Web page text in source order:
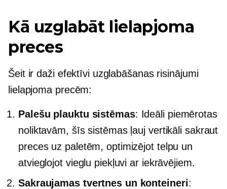
Kā uzglabāt lielapjoma
preces
Šeit ir daži efektīvi uzglabāšanas risinājumi
lielapjoma precēm:
Palešu plauktu sistēmas: Ideāli piemērotas
noliktavām, šīs sistēmas ļauj vertikāli sakraut
preces uz paletēm, optimizējot telpu un
atvieglojot vieglu piekļuvi ar iekrāvējiem.
Sakraujamas tvertnes un konteineri: